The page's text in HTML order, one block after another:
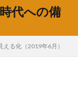
代への備
える化（2019年6月）